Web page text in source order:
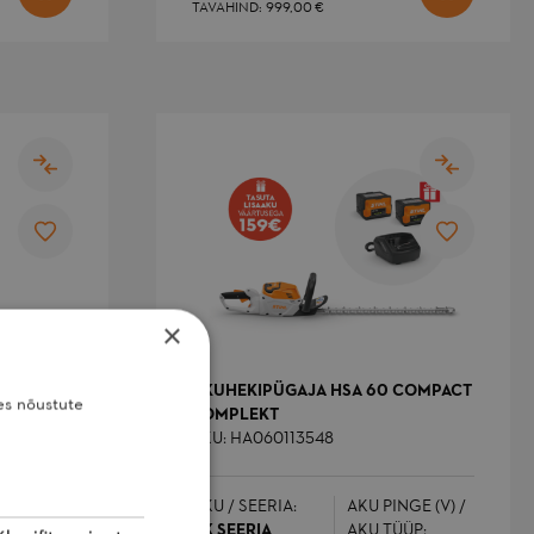
TAVAHIND 999,00 €
AKUHEKIPÜGAJA HSA 60 COMPACT
KOMPLEKT
SKU: HA060113548
AKU / SEERIA:
AKU PINGE (V) /
×
nõustute